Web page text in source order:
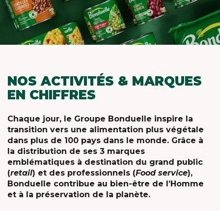
NOS ACTIVITÉS & MARQUES
EN CHIFFRES
Chaque jour, le Groupe Bonduelle inspire la
transition vers une alimentation plus végétale
dans plus de 100 pays dans le monde. Grâce à
la distribution de ses 3 marques
emblématiques à destination du grand public
(retail) et des professionnels (Food service),
Bonduelle contribue au bien-être de l’Homme
et à la préservation de la planète.